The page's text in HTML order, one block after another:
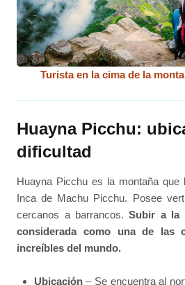
Turista en la cima de la
Huayna Picchu:
dificultad
Huayna Picchu es la montaña
Inca de Machu Picchu. Posee
cercanos a barrancos.Subir a la
considerada como una de las
increíbles del mundo.
Ubicación– Se encuentra al